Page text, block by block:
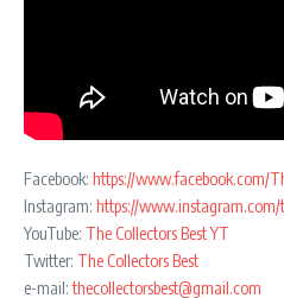
Facebook: https://www.facebook.com/
Instagram: https://www.instagram.com/
YouTube: The Collectors Best YT
Twitter: The Collectors Best
e-mail:thecollectorsbest@gmail.com